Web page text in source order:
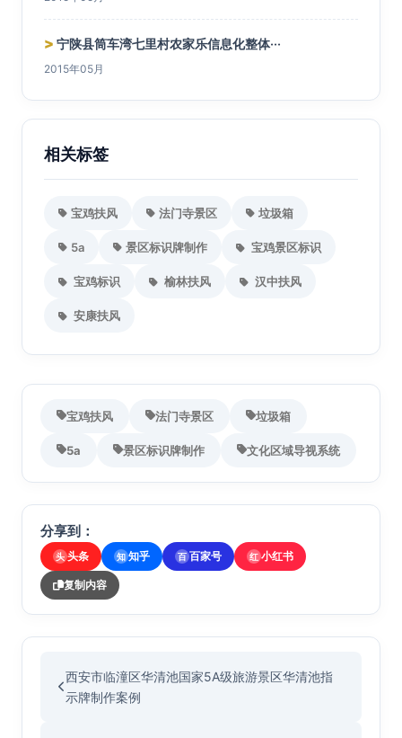
> 宁陕县筒车湾七里村农家乐信息化整体···
2015年05月
相关标签
宝鸡扶风 法门寺景区 垃圾箱
5a 景区标识牌制作 宝鸡景区标识
宝鸡标识 榆林扶风 汉中扶风
安康扶风
宝鸡扶风 法门寺景区 垃圾箱
5a 景区标识牌制作 文化区域导视系统
分享到：
头 头条 知 知乎 百 百家号 红 小红书
复制内容
西安市临潼区华清池国家5A级旅游景区华清池指
示牌制作案例